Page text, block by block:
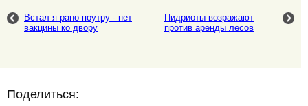
Встал я рано поутру - нет
вакцины ко двору
Пидриоты возражают
против аренды лесов
Поделиться: